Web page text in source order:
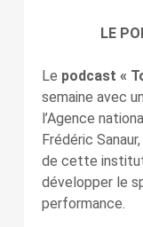
LE
Le podcast «
semaine avec
l’Agence
Frédéric
de cette
développer le
performance.